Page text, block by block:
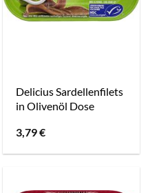
Delicius Sardellenfilets
in Olivenöl Dose
3,79€